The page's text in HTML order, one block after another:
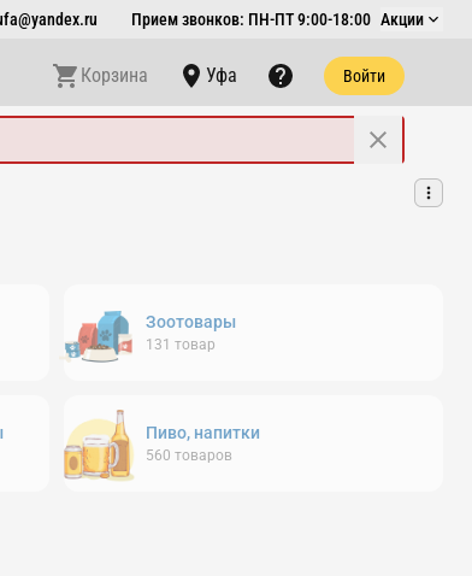
Прием звонков: ПН-ПТ 9:00-18:00 Акции
Корзина Уфа Войти
Зоотовары
131 товар
Пиво, напитки
560 товаров